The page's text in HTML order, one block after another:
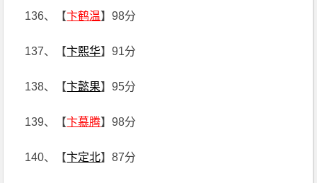
136、【卞鹤温】98分
137、【卞熙华】91分
138、【卞懿果】95分
139、【卞慕腾】98分
140、【卞定北】87分